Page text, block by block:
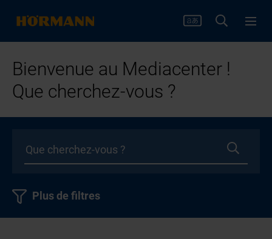
Bienvenue au Mediacenter !
Que cherchez-vous ?
Plus de filtres